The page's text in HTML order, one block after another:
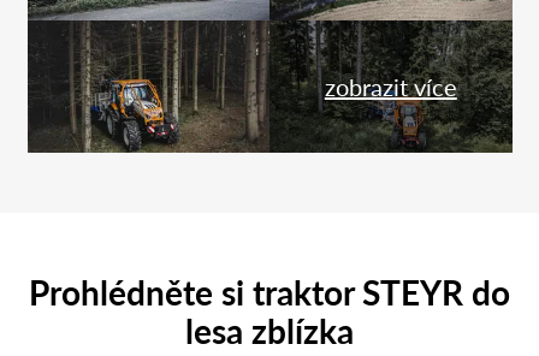
zobrazit více
Prohlédněte si traktor STEYR do
lesa zblízka